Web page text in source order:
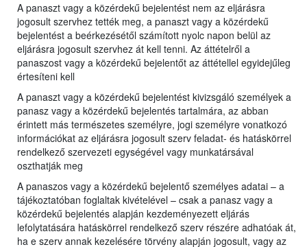
A panaszt vagy a közérdekű bejelentést nem az eljárásra
jogosult szervhez tették meg, a panaszt vagy a közérdekű
bejelentést a beérkezésétől számított nyolc napon belül az
eljárásra jogosult szervhez át kell tenni. Az áttételről a
panaszost vagy a közérdekű bejelentőt az áttétellel egyidejűleg
értesíteni kell
A panaszt vagy a közérdekű bejelentést kivizsgáló személyek a
panasz vagy a közérdekű bejelentés tartalmára, az abban
érintett más természetes személyre, jogi személyre vonatkozó
információkat az eljárásra jogosult szerv feladat- és hatáskörrel
rendelkező szervezeti egységével vagy munkatársával
oszthatják meg
A panaszos vagy a közérdekű bejelentő személyes adatai – a
tájékoztatóban foglaltak kivételével – csak a panasz vagy a
közérdekű bejelentés alapján kezdeményezett eljárás
lefolytatására hatáskörrel rendelkező szerv részére adhatóak át,
ha e szerv annak kezelésére törvény alapján jogosult, vagy az